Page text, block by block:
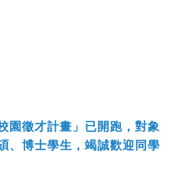
園徵才計畫」已開跑，對象
、博士學生，竭誠歡迎同學